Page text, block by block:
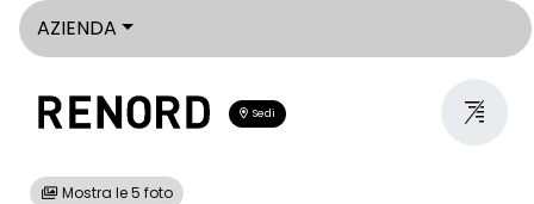
AZIENDA
Sedi
Mostra le 5 foto